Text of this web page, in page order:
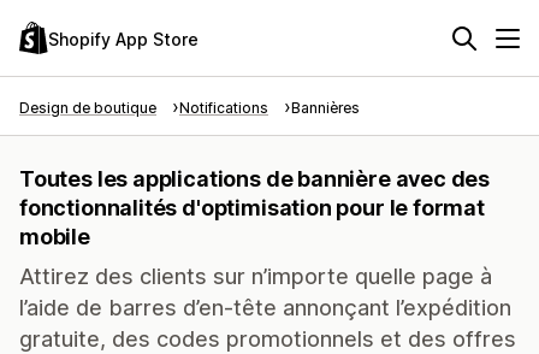
Shopify App Store
Design de boutique Notifications Bannières
Toutes les applications de bannière avec des
fonctionnalités d'optimisation pour le format
mobile
Attirez des clients sur n’importe quelle page à
l’aide de barres d’en-tête annonçant l’expédition
gratuite, des codes promotionnels et des offres